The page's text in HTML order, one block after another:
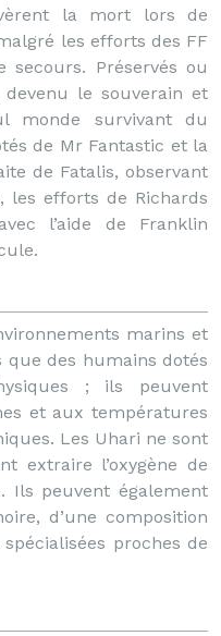
la mort lors de
les efforts des FF
Préservés ou
le souverain et
monde survivant du
de Mr Fantastic et la
de Fatalis, observant
les efforts de Richards
l’aide de Franklin
marins et
des humains dotés
; ils peuvent
et aux températures
Les Uhari ne sont
extraire l’oxygène de
Ils peuvent également
d’une composition
proches de